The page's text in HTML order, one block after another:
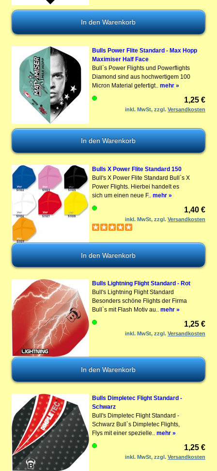
Bulls Power Flite Standard - Max Hopp
Maximiser Half Face
Bull`s Power Flights und Powerflights
Diamond sind aus hochwertigem 100
Micron Material gefertigt.. mehr »
1,25 €
inkl. MwSt, zzgl.Versandkosten
Bulls X Power Flite Standard 150
Bull's X Power Flite Standard Bull`s X
Power Flights. Hierbei handelt es
sich um einen neue F.. mehr »
1,40 €
inkl. MwSt, zzgl.Versandkosten
Bulls Lightning Flight Standard - Rot
Bull's Lightning Flight Standard
Besonders schöne Flights der Firma
Bull`s mit Flash Motiv au.. mehr »
1,25 €
inkl. MwSt, zzgl.Versandkosten
Bulls Dimpletec Flight Standard -
Schwarz
Bull's Dimpletec Flight Standard -
Schwarz Bull`s Dimpletec Flights,
Flys mit einer spezielle.. mehr »
1,25 €
inkl. MwSt, zzgl.Versandkosten